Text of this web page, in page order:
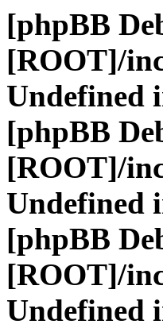
[phpBB
[ROOT]/
Undefined
[phpBB
[ROOT]/
Undefined
[phpBB
[ROOT]/
Undefined